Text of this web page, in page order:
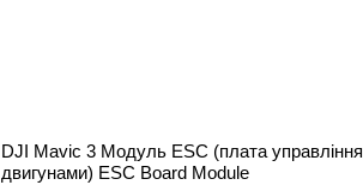
DJI Mavic 3 Модуль ESC (плата управління
двигунами) ESC Board Module